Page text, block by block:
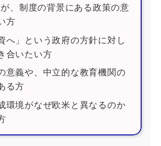
、制度の背景にある政策の意
方
へ」という政府の方針に対し
合いたい方
意義や、中立的な教育機関の
る方
環境がなぜ欧米と異なるのか